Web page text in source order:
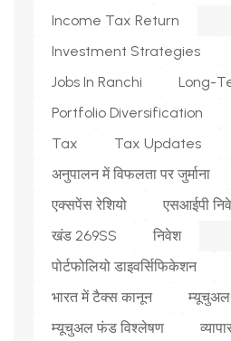
Income Tax Return
Investment Strategies
Jobs In Ranchi
Long-
Portfolio Diversification
Tax
Tax Updates
अनुपालन में विफलता पर जुर्माना
एक्सपेंस रेशियो
एसआईपी
खंड 269SS
निवेश
पोर्टफोलियो डाइवर्सिफिकेशन
भारत में टैक्स कानून
म्यूचुअल फंड विश्लेषण